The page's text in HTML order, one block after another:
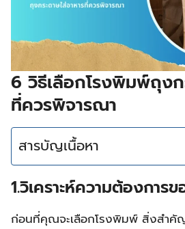
6 วิธีเลือกโรงพิมพ์ถุงก
ที่ควรพิจารณา
สารบัญเนื้อหา
1.วิเคราะห์ความต้องกา
ก่อนที่คุณจะเลือกโรงพิมพ์ สิ่งสำคัญ